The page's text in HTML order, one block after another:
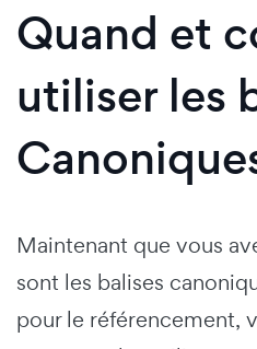
Quand et
utiliser les
Maintenant que vous
sont les balises
pour le référencement,